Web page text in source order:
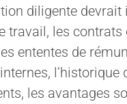
diligente devrait
travail, les contrats
ententes de
l’historique
les avantages